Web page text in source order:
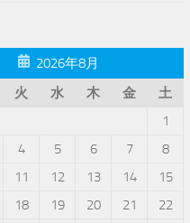
2026年8月
火 水 木 金
土
1
4 5 6 7
8
11 12 13 14
15
18 19 20 21
22